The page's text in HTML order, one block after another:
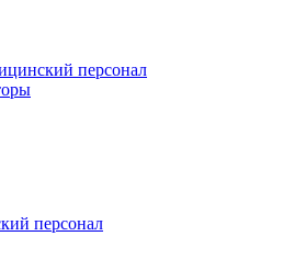
персонал
персонал